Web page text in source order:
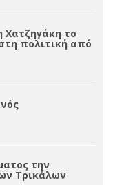
Σχέδια
πολιτική από